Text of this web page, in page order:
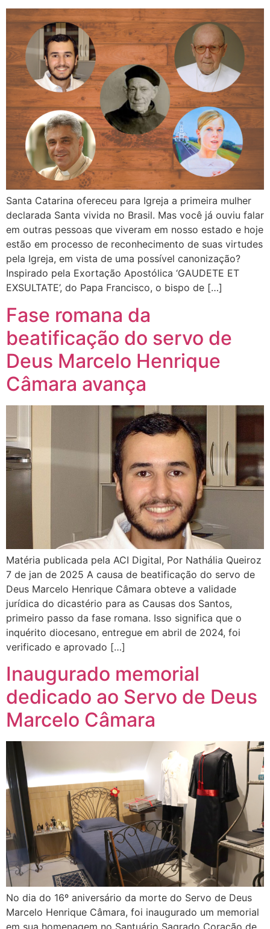
Santa Catarina ofereceu para Igreja a primeira mulher
declarada Santa vivida no Brasil. Mas você já ouviu falar
em outras pessoas que viveram em nosso estado e hoje
estão em processo de reconhecimento de suas virtudes
pela Igreja, em vista de uma possível canonização?
Inspirado pela Exortação Apostólica ‘GAUDETE ET
EXSULTATE’, do Papa Francisco, o bispo de […]
Fase romana da
beatificação do servo de
Deus Marcelo Henrique
Câmara avança
Matéria publicada pela ACI Digital, Por Nathália Queiroz
7 de jan de 2025 A causa de beatificação do servo de
Deus Marcelo Henrique Câmara obteve a validade
jurídica do dicastério para as Causas dos Santos,
primeiro passo da fase romana. Isso significa que o
inquérito diocesano, entregue em abril de 2024, foi
verificado e aprovado […]
Inaugurado memorial
dedicado ao Servo de Deus
Marcelo Câmara
No dia do 16º aniversário da morte do Servo de Deus
Marcelo Henrique Câmara, foi inaugurado um memorial
em sua homenagem no Santuário Sagrado Coração de